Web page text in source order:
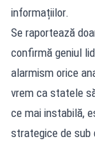
informațiilor.
Se raportează
confirmă geniul
alarmism orice
vrem ca statele
ce mai instabilă,
strategice de